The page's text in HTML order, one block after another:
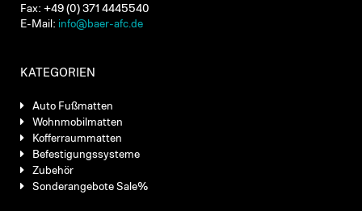
Fax: +49 (0) 371 4445540
E-Mail: info@baer-afc.de
KATEGORIEN
Auto Fußmatten
Wohnmobilmatten
Kofferraummatten
Befestigungssysteme
Zubehör
Sonderangebote Sale%